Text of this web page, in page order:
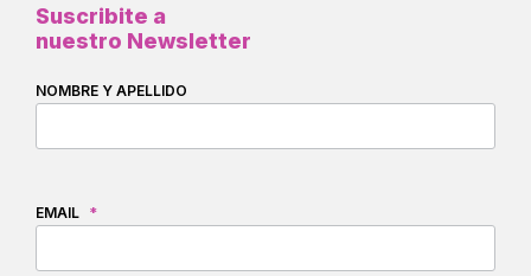
Suscribite a
nuestro Newsletter
NOMBRE Y APELLIDO
EMAIL *